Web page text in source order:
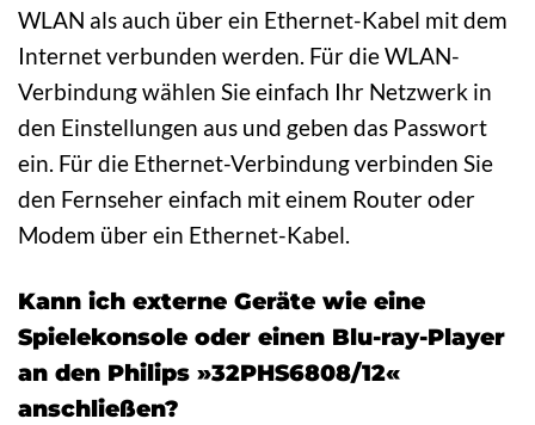
WLAN als auch über ein Ethernet-Kabel mit dem
Internet verbunden werden. Für die WLAN-
Verbindung wählen Sie einfach Ihr Netzwerk in
den Einstellungen aus und geben das Passwort
ein. Für die Ethernet-Verbindung verbinden Sie
den Fernseher einfach mit einem Router oder
Modem über ein Ethernet-Kabel.
Kann ich externe Geräte wie eine
Spielekonsole oder einen Blu-ray-Player
an den Philips »32PHS6808/12«
anschließen?